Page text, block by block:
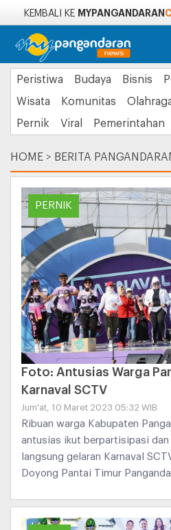
KEMBALI KE MYPANGANDARAN
Peristiwa Budaya Bisnis
Wisata
Komunitas
Pernik
Viral Pemerintahan
HOME > BERITA
PERNIK
Foto: Antusias Warga
Karnaval SCTV
Jum'at, 10 Maret 2023 05:32 WIB
Ribuan warga Kabupaten
antusias ikut berpartisipasi dan
langsung gelaran Karnaval
Doyong Pantai Timur